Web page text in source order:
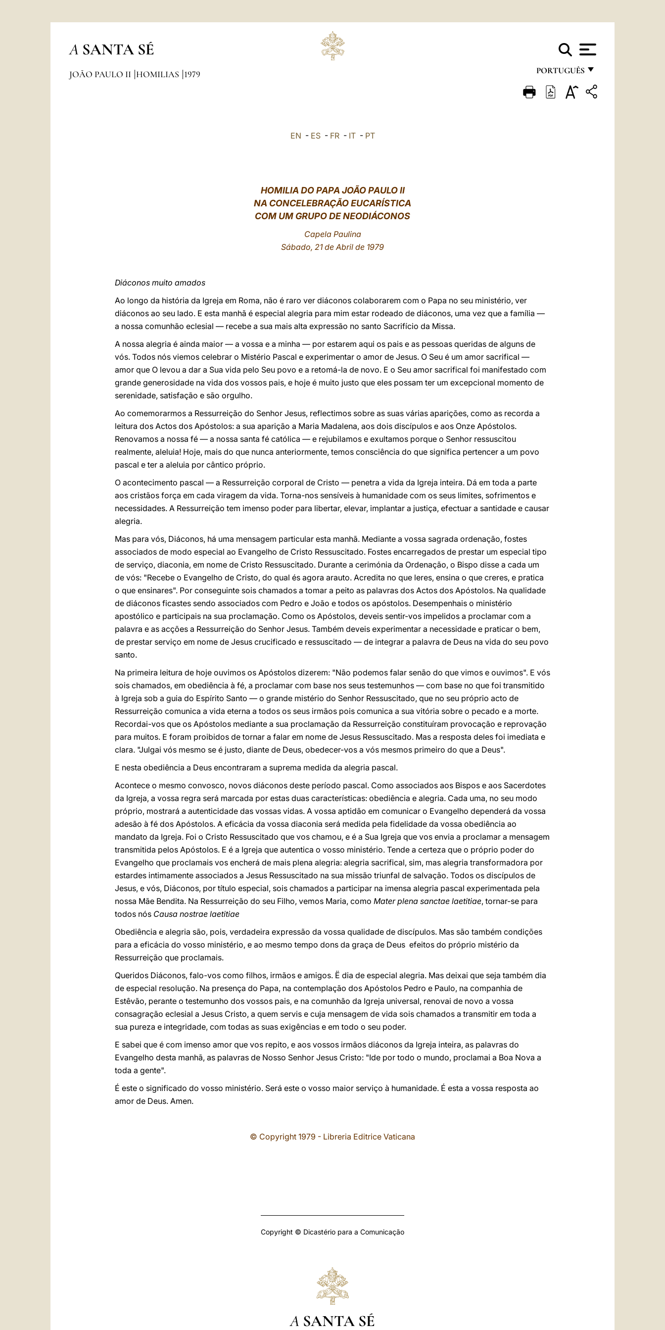
A SANTA SÉ
PORTUGUÊS
FRANÇAIS
JOÃO PAULO II HOMILIAS 1979
EN - ES- FR- IT- PT
HOMILIA DO PAPA JOÃO PAULO II
NA CONCELEBRAÇÃO EUCARÍSTICA
COM UM GRUPO DE NEODIÁCONOS
Capela Paulina
Sábado, 21 de Abril de 1979
Diáconos muito amados
Ao longo da história da Igreja em Roma, não é raro ver diáconos colaborarem com o Papa no seu ministério, ver
diáconos ao seu lado. E esta manhã é especial alegria para mim estar rodeado de diáconos, uma vez que a família —
a nossa comunhão eclesial — recebe a sua mais alta expressão no santo Sacrifício da Missa.
A nossa alegria é ainda maior — a vossa e a minha — por estarem aqui os pais e as pessoas queridas de alguns de
vós. Todos nós viemos celebrar o Mistério Pascal e experimentar o amor de Jesus. O Seu é um amor sacrifical —
amor que O levou a dar a Sua vida pelo Seu povo e a retomá-la de novo. E o Seu amor sacrifical foi manifestado com
grande generosidade na vida dos vossos pais, e hoje é muito justo que eles possam ter um excepcional momento de
serenidade, satisfação e são orgulho.
Ao comemorarmos a Ressurreição do Senhor Jesus, reflectimos sobre as suas várias aparições, como as recorda a
leitura dos Actos dos Apóstolos: a sua aparição a Maria Madalena, aos dois discípulos e aos Onze Apóstolos.
Renovamos a nossa fé — a nossa santa fé católica — e rejubilamos e exultamos porque o Senhor ressuscitou
realmente, aleluia! Hoje, mais do que nunca anteriormente, temos consciência do que significa pertencer a um povo
pascal e ter a aleluia por cântico próprio.
O acontecimento pascal — a Ressurreição corporal de Cristo — penetra a vida da Igreja inteira. Dá em toda a parte
aos cristãos força em cada viragem da vida. Torna-nos sensíveis à humanidade com os seus limites, sofrimentos e
necessidades. A Ressurreição tem imenso poder para libertar, elevar, implantar a justiça, efectuar a santidade e causar
alegria.
Mas para vós, Diáconos, há uma mensagem particular esta manhã. Mediante a vossa sagrada ordenação, fostes
associados de modo especial ao Evangelho de Cristo Ressuscitado. Fostes encarregados de prestar um especial tipo
de serviço, diaconia, em nome de Cristo Ressuscitado. Durante a cerimónia da Ordenação, o Bispo disse a cada um
de vós: "Recebe o Evangelho de Cristo, do qual és agora arauto. Acredita no que leres, ensina o que creres, e pratica
o que ensinares". Por conseguinte sois chamados a tomar a peito as palavras dos Actos dos Apóstolos. Na qualidade
de diáconos ficastes sendo associados com Pedro e João e todos os apóstolos. Desempenhais o ministério
apostólico e participais na sua proclamação. Como os Apóstolos, deveis sentir-vos impelidos a proclamar com a
palavra e as acções a Ressurreição do Senhor Jesus. Também deveis experimentar a necessidade e praticar o bem,
de prestar serviço em nome de Jesus crucificado e ressuscitado — de integrar a palavra de Deus na vida do seu povo
santo.
Na primeira leitura de hoje ouvimos os Apóstolos dizerem: "Não podemos falar senão do que vimos e ouvimos". E vós
sois chamados, em obediência à fé, a proclamar com base nos seus testemunhos — com base no que foi transmitido
à Igreja sob a guia do Espírito Santo — o grande mistério do Senhor Ressuscitado, que no seu próprio acto de
Ressurreição comunica a vida eterna a todos os seus irmãos pois comunica a sua vitória sobre o pecado e a morte.
Recordai-vos que os Apóstolos mediante a sua proclamação da Ressurreição constituíram provocação e reprovação
para muitos. E foram proibidos de tornar a falar em nome de Jesus Ressuscitado. Mas a resposta deles foi imediata e
clara. "Julgai vós mesmo se é justo, diante de Deus, obedecer-vos a vós mesmos primeiro do que a Deus".
E nesta obediência a Deus encontraram a suprema medida da alegria pascal.
Acontece o mesmo convosco, novos diáconos deste período pascal. Como associados aos Bispos e aos Sacerdotes
da Igreja, a vossa regra será marcada por estas duas características: obediência e alegria. Cada uma, no seu modo
próprio, mostrará a autenticidade das vossas vidas. A vossa aptidão em comunicar o Evangelho dependerá da vossa
adesão à fé dos Apóstolos. A eficácia da vossa diaconia será medida pela fidelidade da vossa obediência ao
mandato da Igreja. Foi o Cristo Ressuscitado que vos chamou, e é a Sua Igreja que vos envia a proclamar a mensagem
transmitida pelos Apóstolos. E é a Igreja que autentica o vosso ministério. Tende a certeza que o próprio poder do
Evangelho que proclamais vos encherá de mais plena alegria: alegria sacrifical, sim, mas alegria transformadora por
estardes intimamente associados a Jesus Ressuscitado na sua missão triunfal de salvação. Todos os discípulos de
Jesus, e vós, Diáconos, por título especial, sois chamados a participar na imensa alegria pascal experimentada pela
nossa Mãe Bendita. Na Ressurreição do seu Filho, vemos Maria, como Mater plena sanctae laetitiae, tornar-se para
todos nós Causa nostrae laetitiae
Obediência e alegria são, pois, verdadeira expressão da vossa qualidade de discípulos. Mas são também condições
para a eficácia do vosso ministério, e ao mesmo tempo dons da graça de Deus efeitos do próprio mistério da
Ressurreição que proclamais.
Queridos Diáconos, falo-vos como filhos, irmãos e amigos. Ë dia de especial alegria. Mas deixai que seja também dia
de especial resolução. Na presença do Papa, na contemplação dos Apóstolos Pedro e Paulo, na companhia de
Estêvão, perante o testemunho dos vossos pais, e na comunhão da Igreja universal, renovai de novo a vossa
consagração eclesial a Jesus Cristo, a quem servis e cuja mensagem de vida sois chamados a transmitir em toda a
sua pureza e integridade, com todas as suas exigências e em todo o seu poder.
E sabei que é com imenso amor que vos repito, e aos vossos irmãos diáconos da Igreja inteira, as palavras do
Evangelho desta manhã, as palavras de Nosso Senhor Jesus Cristo: "Ide por todo o mundo, proclamai a Boa Nova a
toda a gente".
É este o significado do vosso ministério. Será este o vosso maior serviço à humanidade. É esta a vossa resposta ao
amor de Deus. Amen.
© Copyright 1979 - Libreria Editrice Vaticana
Copyright © Dicastério para a Comunicação
A SANTA SÉ